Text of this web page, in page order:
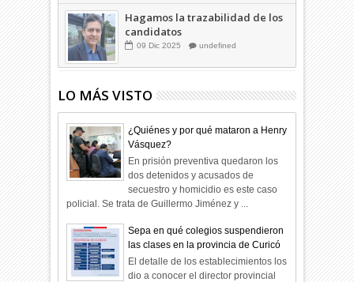
Hagamos la trazabilidad de los
candidatos
09 Dic 2025 undefined
LO MÁS VISTO
¿Quiénes y por qué mataron a Henry
Vásquez?
En prisión preventiva quedaron los
dos detenidos y acusados de
secuestro y homicidio es este caso
policial. Se trata de Guillermo Jiménez y ...
Sepa en qué colegios suspendieron
las clases en la provincia de Curicó
El detalle de los establecimientos los
dio a conocer el director provincial